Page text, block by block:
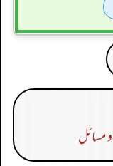
مسائل